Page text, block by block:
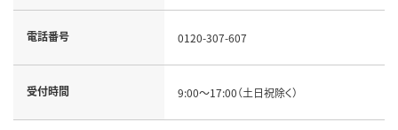
電話番号 0120-307-607
受付時間 9:00～17:00（土日祝除く）